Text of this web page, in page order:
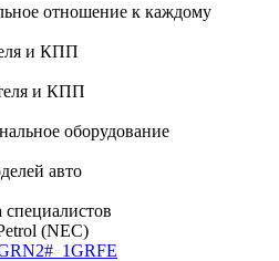
отношение к каждому
и КПП
и КПП
оборудование
авто
(NEC)